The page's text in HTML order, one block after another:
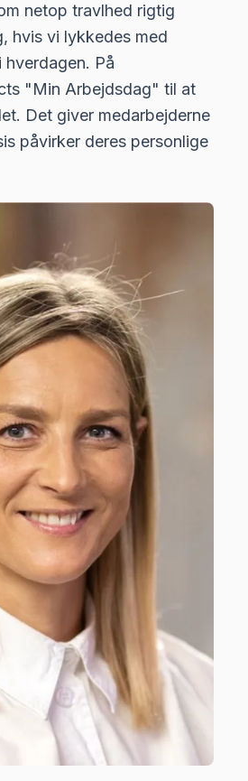
netop travlhed rigtig
hvis vi lykkedes med
På
"Min Arbejdsdag" til at
Det giver medarbejderne
påvirker deres personlige